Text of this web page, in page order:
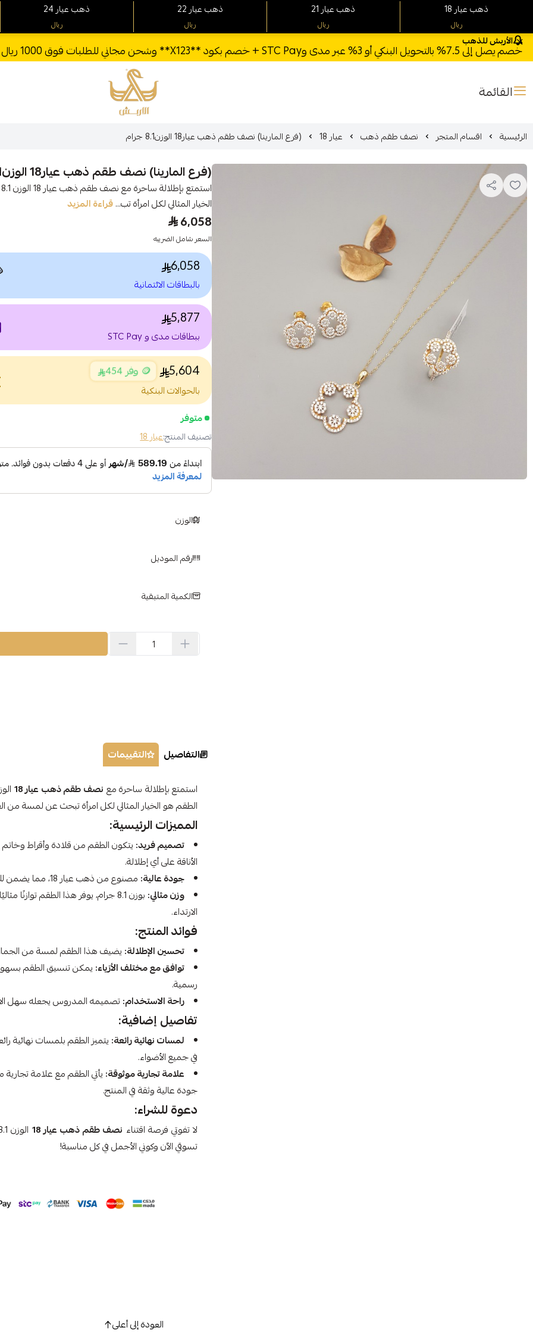
الأربش للذهب
خصم يصل إلى 7.5% بالتحويل البنكي أو 3% عبر مدى وSTC Pay + خصم بكود **X123** وشحن مجاني للطلبات فوق 1000 ريال
القائمة الأربش للذهب
الرئيسية اقسام المتجر نصف طقم ذهب عيار 18 (فرع المارينا) نصف طقم ذهب عيار18 الوزن8.1 جرام
(فرع المارينا) نصف طقم ذهب عيار18 الوزن8.1 جرام
الخيار المثالي لكل امرأة تب...قراءة المزيد
6,058
السعر شامل الضريبه
6,058
بالبطاقات الائتمانية
5,877
ببطاقات مدى و STC Pay
5,604 🪙 وفر 454
بالحوالات البنكية
متوفر
تصنيف المنتج:عيار 18
الوزن
رقم الموديل
الكمية المتبقية
التفاصيل التقييمات
استمتع بإطلالة ساحرة مع نصف طقم ذهب عيار 18
الطقم هو الخيار المثالي لكل امرأة تبحث عن لمسة من
المميزات الرئيسية:
تصميم فريد: يتكون الطقم من قلادة وأقراط
الأناقة على أي إطلالة.
جودة عالية: مصنوع من ذهب عيار 18، مما يضمن لك متانة وأناقة تدوم طويلاً.
وزن مثالي:
بوزن 8.1 جرام، يوفر هذا الطقم
الارتداء.
فوائد المنتج:
تحسين الإطلالة: يضيف هذا الطقم لمسة من الجمال
توافق مع مختلف الأزياء: يمكن تنسيق الطقم
رسمية.
راحة الاستخدام:تصميمه المدروس يجعله سهل
تفاصيل إضافية:
لمسات نهائية رائعة: يتميز الطقم بلمسات نهائية
في جميع الأضواء.
علامة تجارية موثوقة: يأتي الطقم مع علامة
جودة عالية وثقة في المنتج.
دعوة للشراء:
لا تفوتي فرصة اقتناء نصف طقم ذهب عيار 18
تسوقي الآن وكوني الأجمل في كل مناسبة!
العودة إلى أعلى
24 ذهب عيار
ريال
22 ذهب عيار
ريال
21 ذهب عيار
ريال
18 ذهب عيار
ريال